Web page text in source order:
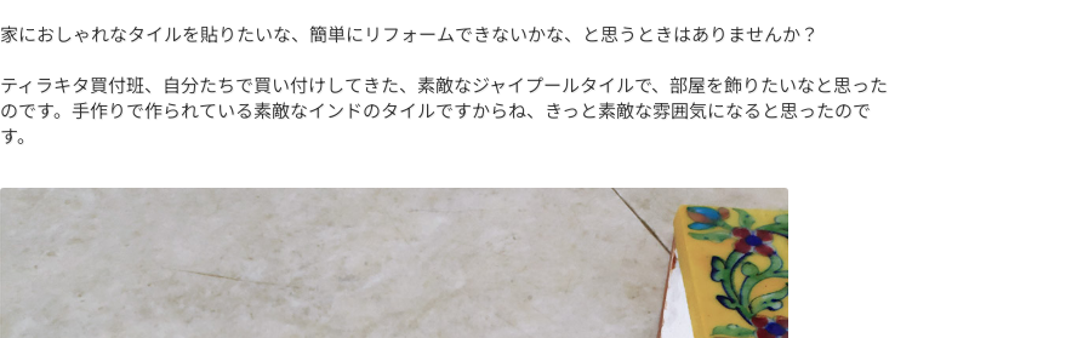
家におしゃれなタイルを貼りたいな、簡単にリフォームできないかな、と思うときはありませんか？
ティラキタ買付班、自分たちで買い付けしてきた、素敵なジャイプールタイルで、部屋を飾りたいなと思った
のです。手作りで作られている素敵なインドのタイルですからね、きっと素敵な雰囲気になると思ったので
す。